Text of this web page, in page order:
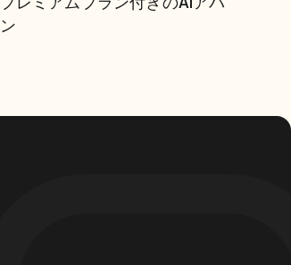
ューション